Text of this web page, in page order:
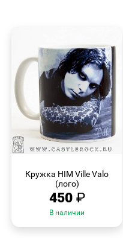
Кружка HIM Ville Valo
(лого)
450 ₽
В наличии